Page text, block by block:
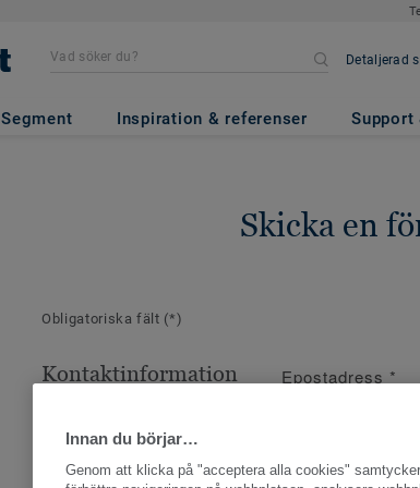
Detaljerad
Segment Inspiration & referenser Support
Skicka en
Obligatoriska fält (*)
Kontaktinformation Epostadress *
Innan du börjar…
Genom att klicka på "acceptera alla cookies"